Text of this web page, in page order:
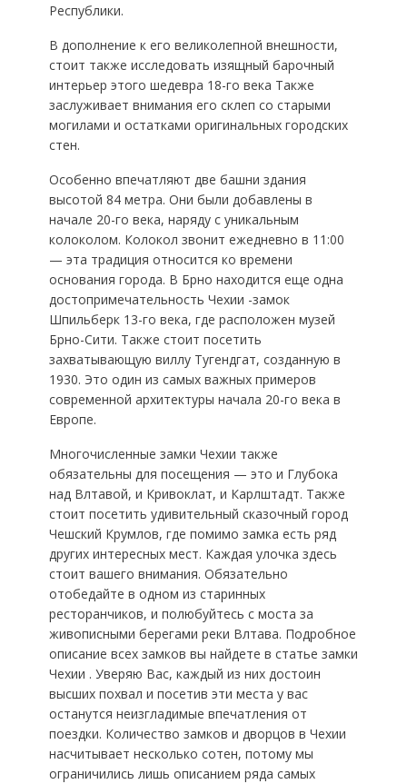
Республики.
В дополнение к его великолепной внешности,
стоит также исследовать изящный барочный
интерьер этого шедевра 18-го века Также
заслуживает внимания его склеп со старыми
могилами и остатками оригинальных городских
стен.
Особенно впечатляют две башни здания
высотой 84 метра. Они были добавлены в
начале 20-го века, наряду с уникальным
колоколом. Колокол звонит ежедневно в 11:00
— эта традиция относится ко времени
основания города. В Брно находится еще одна
достопримечательность Чехии -замок
Шпильберк 13-го века, где расположен музей
Брно-Сити. Также стоит посетить
захватывающую виллу Тугендгат, созданную в
1930. Это один из самых важных примеров
современной архитектуры начала 20-го века в
Европе.
Многочисленные замки Чехии также
обязательны для посещения — это и Глубока
над Влтавой, и Кривоклат, и Карлштадт. Также
стоит посетить удивительный сказочный город
Чешский Крумлов, где помимо замка есть ряд
других интересных мест. Каждая улочка здесь
стоит вашего внимания. Обязательно
отобедайте в одном из старинных
ресторанчиков, и полюбуйтесь с моста за
живописными берегами реки Влтава. Подробное
описание всех замков вы найдете в статье замки
Чехии . Уверяю Вас, каждый из них достоин
высших похвал и посетив эти места у вас
останутся неизгладимые впечатления от
поездки. Количество замков и дворцов в Чехии
насчитывает несколько сотен, потому мы
ограничились лишь описанием ряда самых